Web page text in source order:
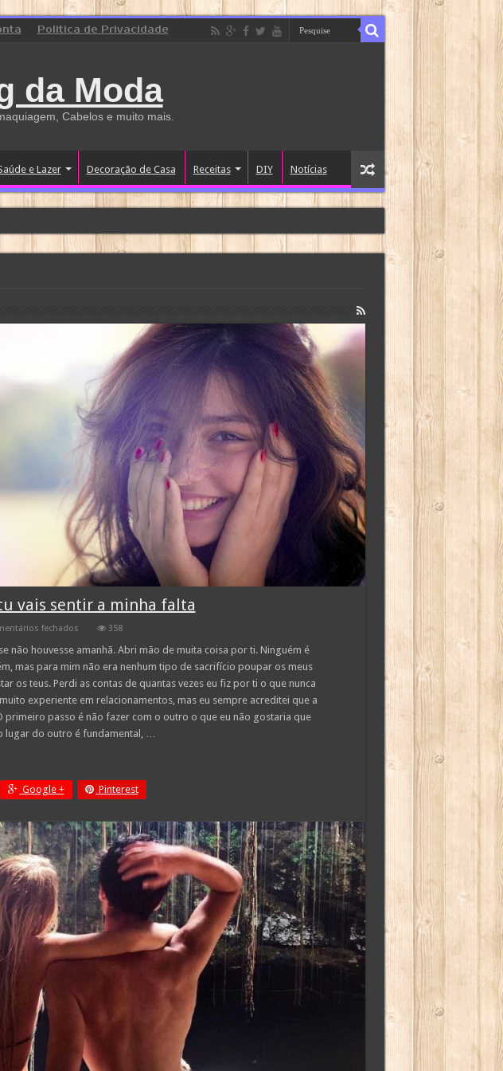
Politica de Privacidade
da Moda
Cabelos e muito mais.
e Lazer Decoração de Casa Receitas DIY Notícias
vais sentir a minha falta
fechadosem
vou
bem
e
tu
vais
sentir
a
minha
358
não houvesse amanhã. Abri mão de muita coisa por ti. Ninguém é
mas para mim não era nenhum tipo de sacrifício poupar os meus
os teus. Perdi as contas de quantas vezes eu fiz por ti o que nunca
experiente em relacionamentos, mas eu sempre acreditei que a
primeiro passo é não fazer com o outro o que eu não gostaria que
lugar do outro é fundamental, …
Google + Pinterest